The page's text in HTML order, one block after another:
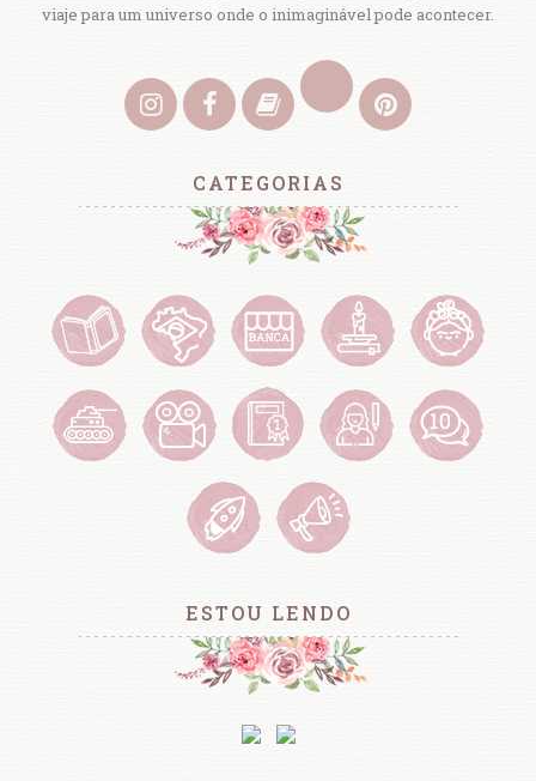
viaje para um universo onde o inimaginável pode acontecer.
CATEGORIAS
ESTOU LENDO